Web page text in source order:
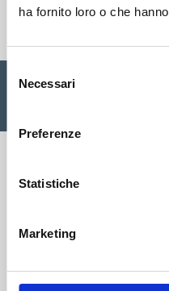
ha fornito loro o che
delNecessari
Preferenze
Statistiche
Marketing
Cisalfa Sport SpA Via